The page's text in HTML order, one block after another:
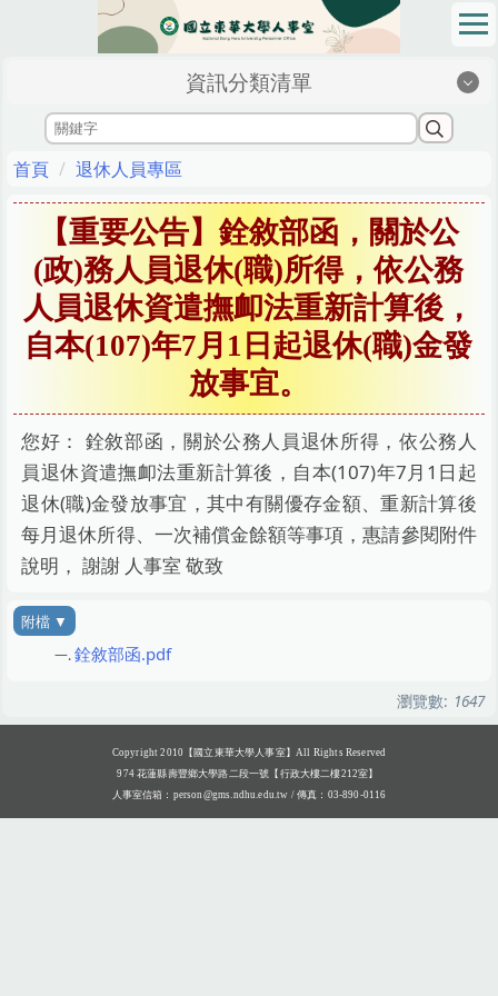
區
資訊分類清單
首頁 退休人員專區
【重要公告】銓敘部函，關於公
(政)務人員退休(職)所得，依公務
人員退休資遣撫卹法重新計算後，
自本(107)年7月1日起退休(職)金發
放事宜。
您好： 銓敘部函，關於公務人員退休所得，依公務人
員退休資遣撫卹法重新計算後，自本(107)年7月1日起
退休(職)金發放事宜，其中有關優存金額、重新計算後
每月退休所得、一次補償金餘額等事項，惠請參閱附件
說明， 謝謝 人事室 敬致
銓敘部函.pdf
瀏覽數: 1647
Copyright 2010【國立東華大學人事室】All Rights Reserved
974 花蓮縣壽豐鄉大學路二段一號【行政大樓二樓212室】
人事室信箱： person@gms.ndhu.edu.tw / 傳真：03-890-0116